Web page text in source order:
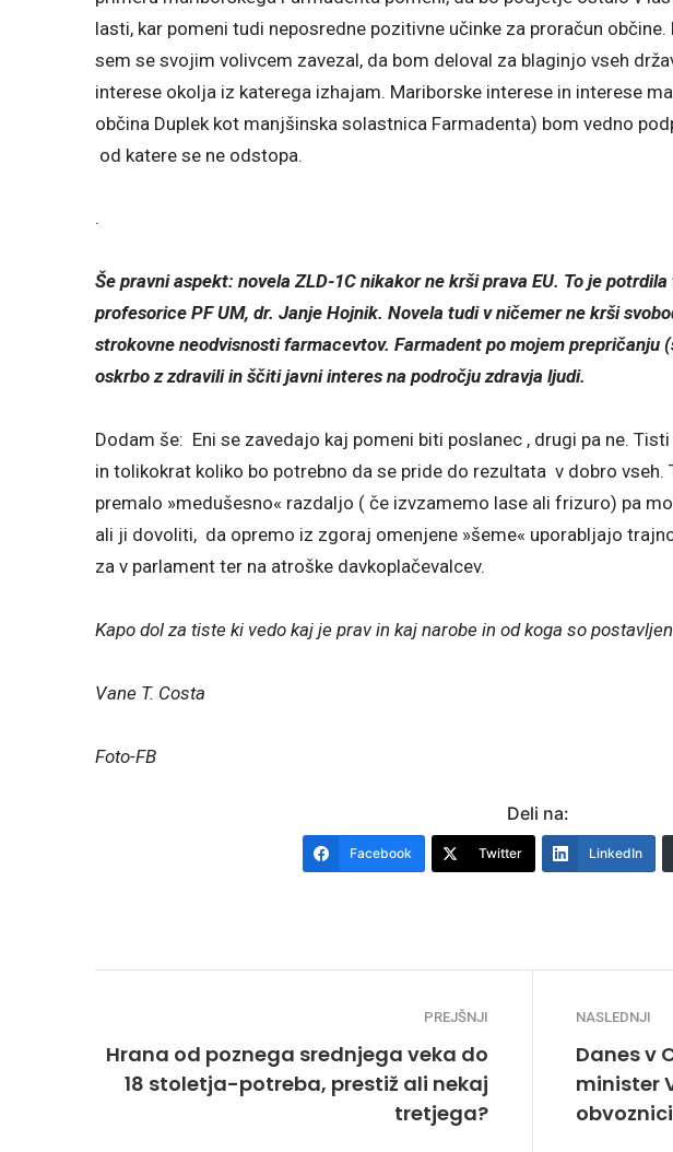
lasti, kar pomeni tudi neposredne pozitivne učinke za proračun
sem se svojim volivcem zavezal, da bom deloval za blaginjo vseh
interese okolja iz katerega izhajam. Mariborske interese in interese
občina Duplek kot manjšinska solastnica Farmadenta) bom vedno
od katere se ne odstopa.
.
Še pravni aspekt: novela ZLD-1C nikakor ne krši prava EU. To je
profesorice PF UM, dr. Janje Hojnik. Novela tudi v ničemer ne krši
strokovne neodvisnosti farmacevtov. Farmadent po mojem prepričanju
oskrbo z zdravili in ščiti javni interes na področju zdravja ljudi.
Dodam še: Eni se zavedajo kaj pomeni biti poslanec , drugi pa ne.
in tolikokrat koliko bo potrebno da se pride do rezultata v dobro
premalo »medušesno« razdaljo ( če izvzamemo lase ali frizuro) pa
ali ji dovoliti, da opremo iz zgoraj omenjene »šeme« uporabljajo
za v parlament ter na atroške davkoplačevalcev.
Kapo dol za tiste ki vedo kaj je prav in kaj narobe in od koga so
Vane T. Costa
Foto-FB
Deli na:
Facebook Twitter LinkedIn
PREJŠNJI
Hrana od poznega srednjega veka do
18 stoletja-potreba, prestiž ali nekaj
tretjega?
NASLEDNJI
Danes v
minister
obvoznici